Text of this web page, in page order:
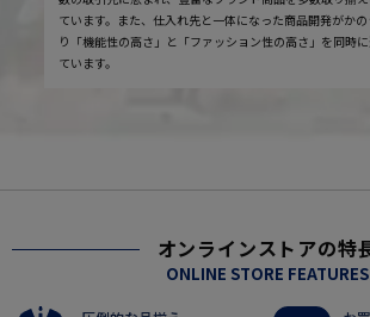
ています。また、仕入れ先と一体になった商品開発がか
り「機能性の高さ」と「ファッション性の高さ」を同時
ています。
オンラインストアの特
ONLINE STORE FEATURES